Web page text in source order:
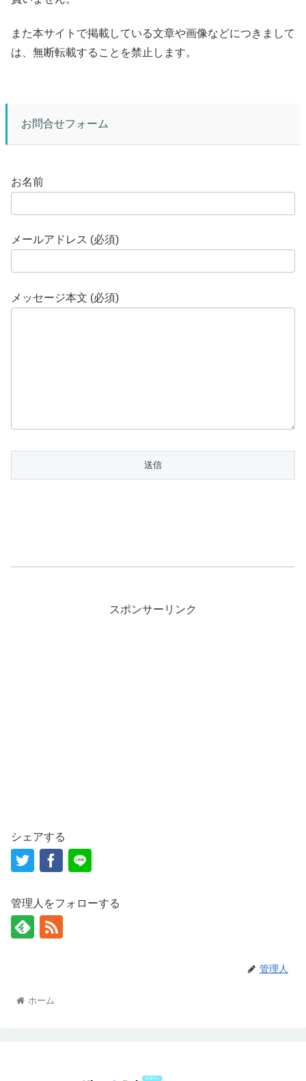
また本サイトで掲載している文章や画像などにつきまして
は、無断転載することを禁止します。
お問合せフォーム
お名前
メールアドレス (必須)
メッセージ本文 (必須)
スポンサーリンク
シェアする
管理人をフォローする
管理人
ホーム